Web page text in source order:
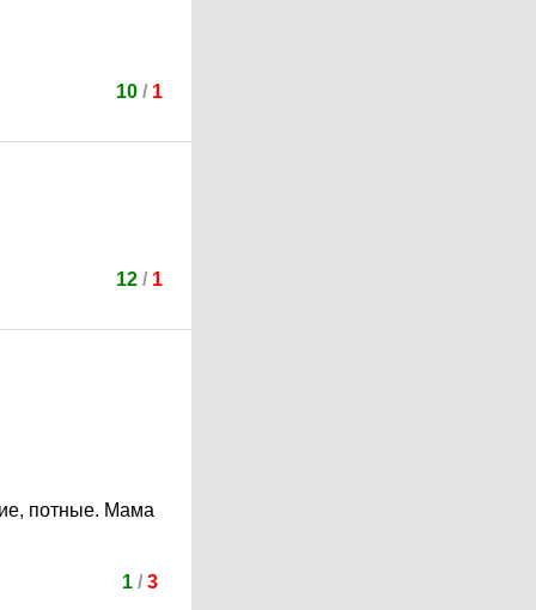
10 / 1
12 / 1
потные. Мама
1/ 3